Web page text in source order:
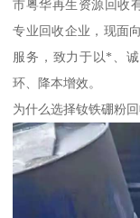
市粤华再生资源回收
专业回收企业，现面
服务，致力于以*、
环、降本增效。
为什么选择钕铁硼粉回